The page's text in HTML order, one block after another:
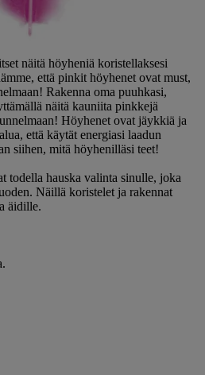
näitä höyheniä koristellaksesi
että pinkit höyhenet ovat must,
Rakenna oma puuhkasi,
näitä kauniita pinkkejä
Höyhenet ovat jäykkiä ja
että käytät energiasi laadun
siihen, mitä höyhenilläsi teet!
todella hauska valinta sinulle, joka
Näillä koristelet ja rakennat
äidille.